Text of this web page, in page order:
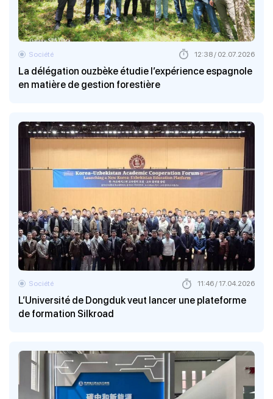
La délégation ouzbèke étudie l’expérience espagnole
en matière de gestion forestière
Société 12:38 / 02.07.2026
L’Université de Dongduk veut lancer une plateforme
de formation Silkroad
Société 11:46 / 17.04.2026